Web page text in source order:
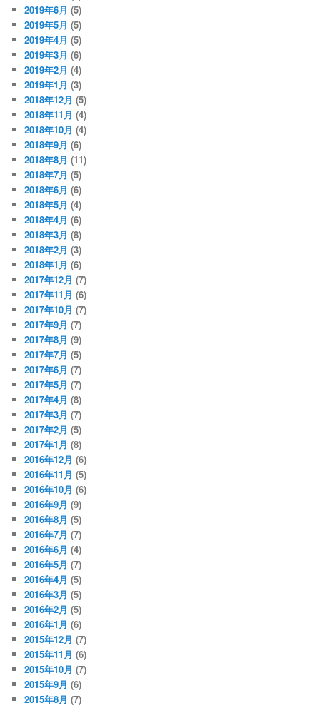
2019年6月 (5)
2019年5月 (5)
2019年4月 (5)
2019年3月 (6)
2019年2月 (4)
2019年1月 (3)
2018年12月 (5)
2018年11月 (4)
2018年10月 (4)
2018年9月 (6)
2018年8月 (11)
2018年7月 (5)
2018年6月 (6)
2018年5月 (4)
2018年4月 (6)
2018年3月 (8)
2018年2月 (3)
2018年1月 (6)
2017年12月 (7)
2017年11月 (6)
2017年10月 (7)
2017年9月 (7)
2017年8月 (9)
2017年7月 (5)
2017年6月 (7)
2017年5月 (7)
2017年4月 (8)
2017年3月 (7)
2017年2月 (5)
2017年1月 (8)
2016年12月 (6)
2016年11月 (5)
2016年10月 (6)
2016年9月 (9)
2016年8月 (5)
2016年7月 (7)
2016年6月 (4)
2016年5月 (7)
2016年4月 (5)
2016年3月 (5)
2016年2月 (5)
2016年1月 (6)
2015年12月 (7)
2015年11月 (6)
2015年10月 (7)
2015年9月 (6)
2015年8月 (7)